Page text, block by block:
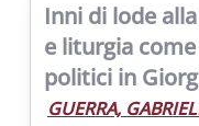
Inni di lode
e liturgia
politici in
GUERRA,